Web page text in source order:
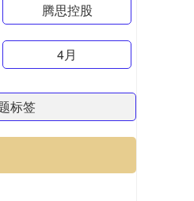
腾思控股
4月
标签